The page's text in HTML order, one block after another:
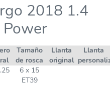
2018 1.4
Tamaño
de rosca
Llanta
original
Llanta
6 x 15
ET39